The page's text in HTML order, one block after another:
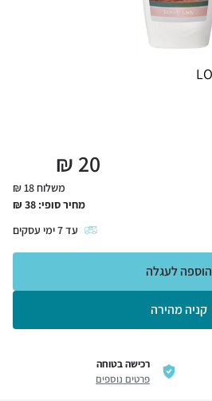
20
₪
משלוח 18 ₪
מחיר סופי: 38
₪
עד7ימי עסקים
קניה מהירה
הוספה לעגלה
רכישה בטוחה
פרטים נוספים